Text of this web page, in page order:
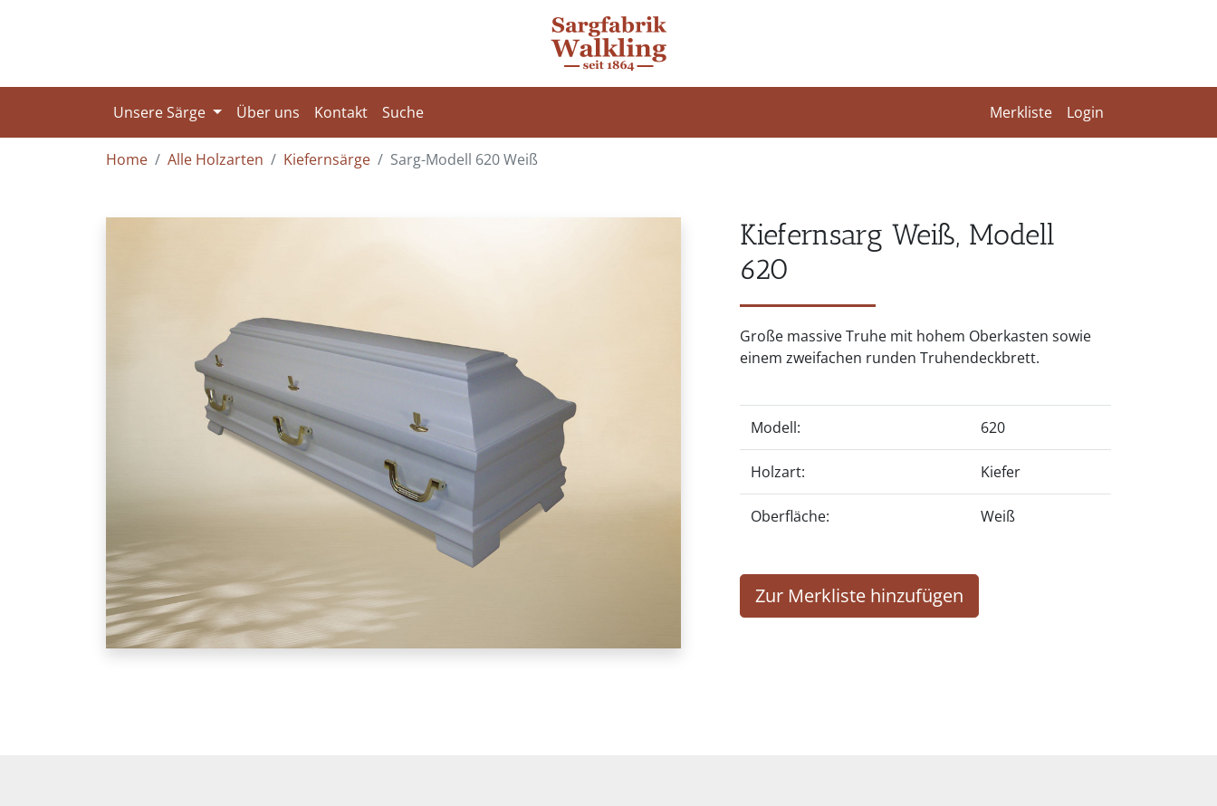
Unsere Särge Über uns Kontakt Suche Merkliste Login
Home Alle Holzarten Kiefernsärge Sarg-Modell 620 Weiß
Kiefernsarg Weiß, Modell
620
Große massive Truhe mit hohem Oberkasten sowie
einem zweifachen runden Truhendeckbrett.
Modell: 620
Holzart: Kiefer
Oberfläche: Weiß
Zur Merkliste hinzufügen